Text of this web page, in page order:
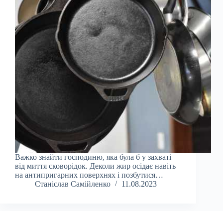
Важко знайти господиню, яка була б у захваті
від миття сковорідок. Деколи жир осідає навіть
на антипригарних поверхнях і позбутися…
Станіслав Самійленко
11.08.2023